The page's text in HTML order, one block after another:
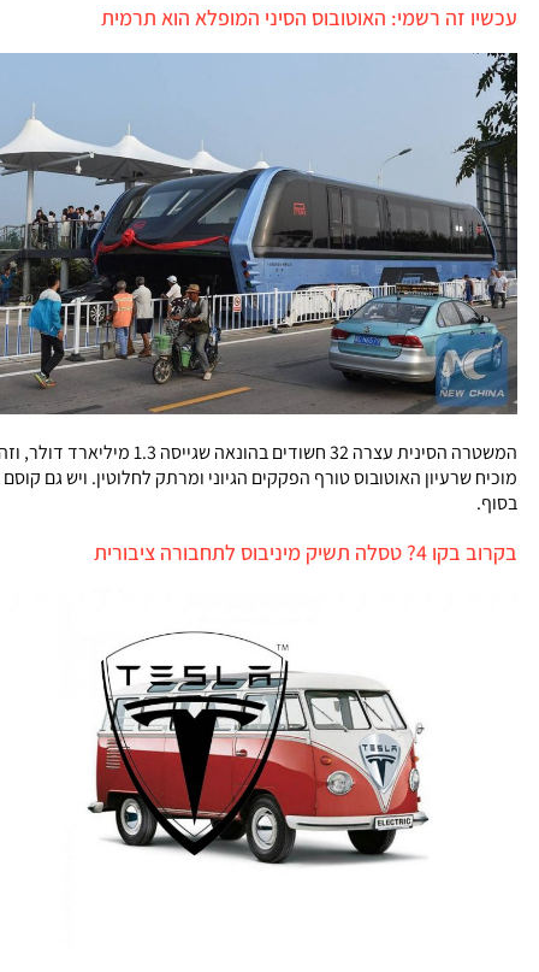
עכשיו זה רשמי: האוטובוס הסיני המופלא הוא תרמית
המשטרה הסינית עצרה 32 חשודים בהונאה שגייסה 1.3 מיליארד דולר, וזה
מוכיח שרעיון האוטובוס טורף הפקקים הגיוני ומרתק לחלוטין. ויש גם קוסם
בסוף.
בקרוב בקו 4? טסלה תשיק מיניבוס לתחבורה ציבורית